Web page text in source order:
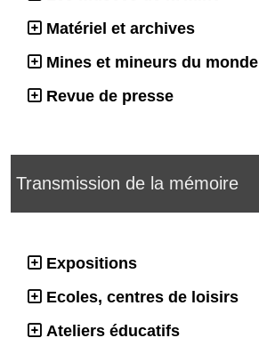
Matériel et archives
Mines et mineurs du monde
Revue de presse
Transmission de la mémoire
Expositions
Ecoles, centres de loisirs
Ateliers éducatifs